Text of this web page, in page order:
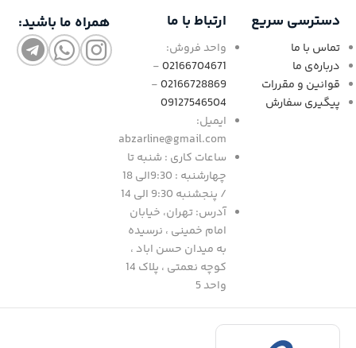
دسترسی سریع
تماس با ما
درباره‌ی ما
قوانین و مقررات
پیگیری سفارش
ارتباط با ما
واحد فروش:
02166704671
-
02166728869
-
09127546504
ایمیل:
abzarline@gmail.com
ساعات کاری : شنبه تا
چهارشنبه : 9:30الی 18
/ پنجشنبه 9:30 الی 14
آدرس: تهران، خیابان
امام خمینی ، نرسیده
به میدان حسن اباد ،
کوچه نعمتی ، پلاک 14
واحد 5
همراه ما باشید: